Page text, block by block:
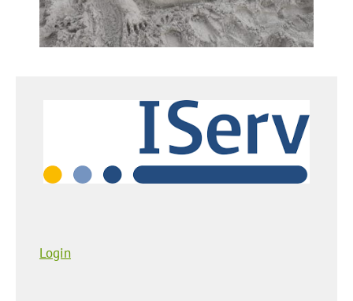
Login